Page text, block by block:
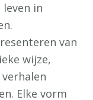
in
van
wijze,
Elke vorm